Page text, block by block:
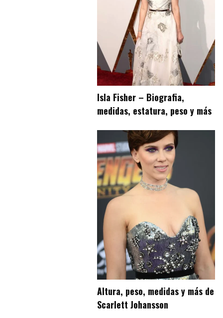
Isla Fisher – Biografia,
medidas, estatura, peso y más
Altura, peso, medidas y más de
Scarlett Johansson